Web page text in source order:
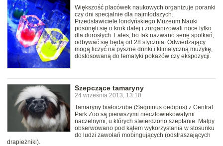
Większość placówek naukowych organizuje poranki
czy dni specjalnie dla najmłodszych.
Przedstawiciele londyńskiego Muzeum Nauki
posunęli się o krok dalej i zorganizowali noce tylko
dla dorosłych. Lates, bo tak nazwano serię spotkań,
odbywać się będą od 28 stycznia. Odwiedzający
mogą liczyć na pyszne drinki i klimatyczną muzykę,
dostosowaną do tematyki pokazów czy ekspozycji.
Szepczące tamaryny
24 września 2013, 13:10
Tamaryny białoczube (Saguinus oedipus) z Central
Park Zoo są pierwszymi nieczłowiekowatymi
naczelnymi, u których stwierdzono szeptanie. Małpy
obserwowano pod kątem wykorzystania w stosunku
do ludzi zawołań mobingujących (odstraszających
drapieżniki).